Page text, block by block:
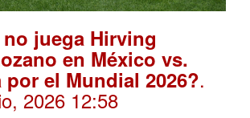
juega Hirving
en México vs.
el Mundial 2026?.
2026 12:58